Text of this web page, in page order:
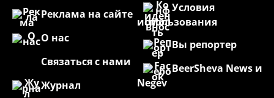
Условия
использования
Вы репортер
BeerSheva News и
Negev
Реклама на сайте
О нас
Связаться с нами
Журнал